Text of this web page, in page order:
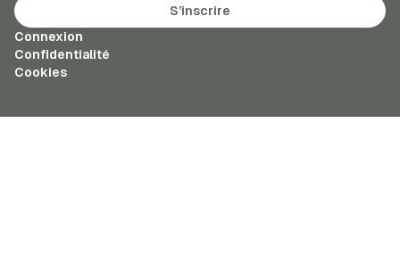
S’inscrire
Connexion
Confidentialité
Cookies